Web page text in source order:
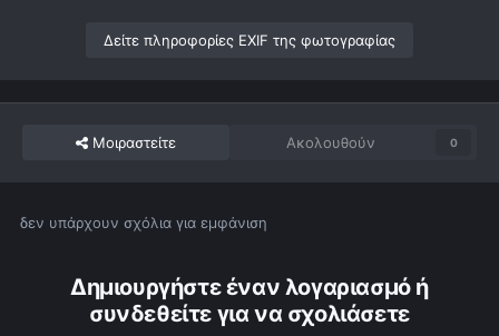
Δείτε πληροφορίες EXIF της φωτογραφίας
Μοιραστείτε Ακολουθούν 0
δεν υπάρχουν σχόλια για εμφάνιση
Δημιουργήστε έναν λογαριασμό ή
συνδεθείτε για να σχολιάσετε